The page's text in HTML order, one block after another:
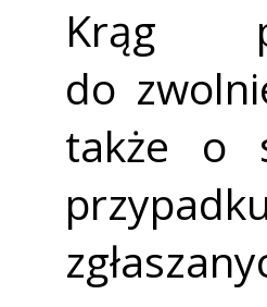
Krąg
do
także o